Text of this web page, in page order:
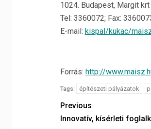
1024. Budapest, Margit krt
Tel: 3360072; Fax:
E-mail: kispal/kukac/
Forrás: http://
Tags: építészeti pályázatok
Previous
Innovatív, kísérleti